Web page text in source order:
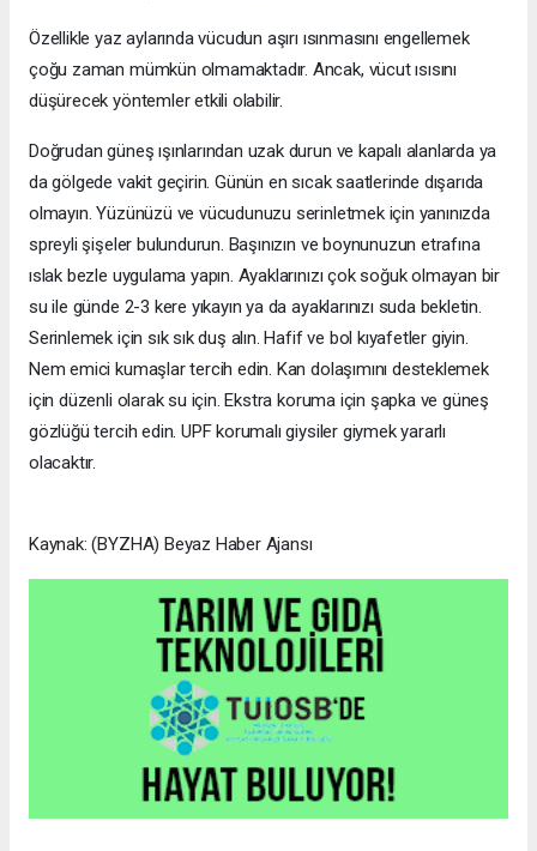
Özellikle yaz aylarında vücudun aşırı ısınmasını engellemek
çoğu zaman mümkün olmamaktadır. Ancak, vücut ısısını
düşürecek yöntemler etkili olabilir.
Doğrudan güneş ışınlarından uzak durun ve kapalı alanlarda ya
da gölgede vakit geçirin. Günün en sıcak saatlerinde dışarıda
olmayın. Yüzünüzü ve vücudunuzu serinletmek için yanınızda
spreyli şişeler bulundurun. Başınızın ve boynunuzun etrafına
ıslak bezle uygulama yapın. Ayaklarınızı çok soğuk olmayan bir
su ile günde 2-3 kere yıkayın ya da ayaklarınızı suda bekletin.
Serinlemek için sık sık duş alın. Hafif ve bol kıyafetler giyin.
Nem emici kumaşlar tercih edin. Kan dolaşımını desteklemek
için düzenli olarak su için. Ekstra koruma için şapka ve güneş
gözlüğü tercih edin. UPF korumalı giysiler giymek yararlı
olacaktır.
Kaynak: (BYZHA) Beyaz Haber Ajansı